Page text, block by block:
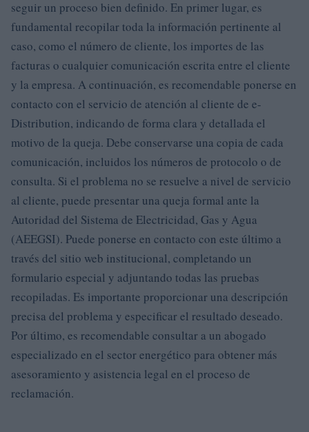
seguir un proceso bien definido. En primer lugar, es
fundamental recopilar toda la información pertinente al
caso, como el número de cliente, los importes de las
facturas o cualquier comunicación escrita entre el cliente
y la empresa. A continuación, es recomendable ponerse en
contacto con el servicio de atención al cliente de e-
Distribution, indicando de forma clara y detallada el
motivo de la queja. Debe conservarse una copia de cada
comunicación, incluidos los números de protocolo o de
consulta. Si el problema no se resuelve a nivel de servicio
al cliente, puede presentar una queja formal ante la
Autoridad del Sistema de Electricidad, Gas y Agua
(AEEGSI). Puede ponerse en contacto con este último a
través del sitio web institucional, completando un
formulario especial y adjuntando todas las pruebas
recopiladas. Es importante proporcionar una descripción
precisa del problema y especificar el resultado deseado.
Por último, es recomendable consultar a un abogado
especializado en el sector energético para obtener más
asesoramiento y asistencia legal en el proceso de
reclamación.